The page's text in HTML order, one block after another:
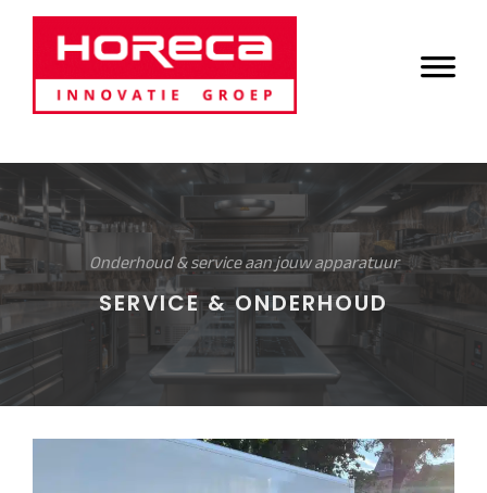
Door
naar
de
hoofd
Horeca Innovatie
Groep
Header
Onderhoud & service aan jouw apparatuur
SERVICE & ONDERHOUD